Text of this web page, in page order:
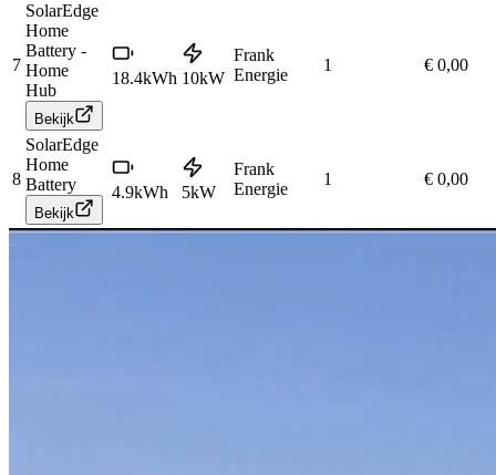
7
SolarEdge
Home
Battery -
Home
Hub
Bekijk
18.4kWh 10kW
Frank
Energie
1 € 0,00
8
SolarEdge
Home
Battery
Bekijk
4.9kWh 5kW
Frank
Energie
1 € 0,00